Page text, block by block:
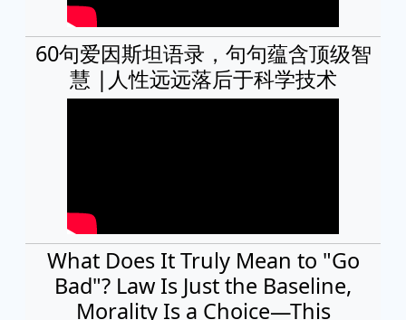
60句爱因斯坦语录，句句蕴含顶级智
慧 |人性远远落后于科学技术
What Does It Truly Mean to "Go
Bad"? Law Is Just the Baseline,
Morality Is a Choice—This